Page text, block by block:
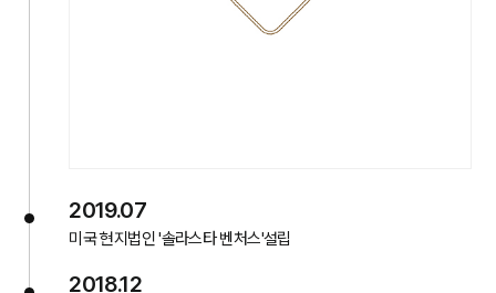
2019.07
미국 현지법인 '솔라스타 벤처스'설립
2018.12